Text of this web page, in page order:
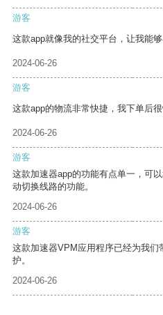
游客
这款app就像我的社交平台，让我能
2024-06-26
游客
这款app的物流非常快捷，我下单后很
2024-06-26
游客
这款加速器app的功能有点单一，可
动切换线路的功能。
2024-06-26
游客
这款加速器VPM应用程序已经为我
护。
2024-06-26